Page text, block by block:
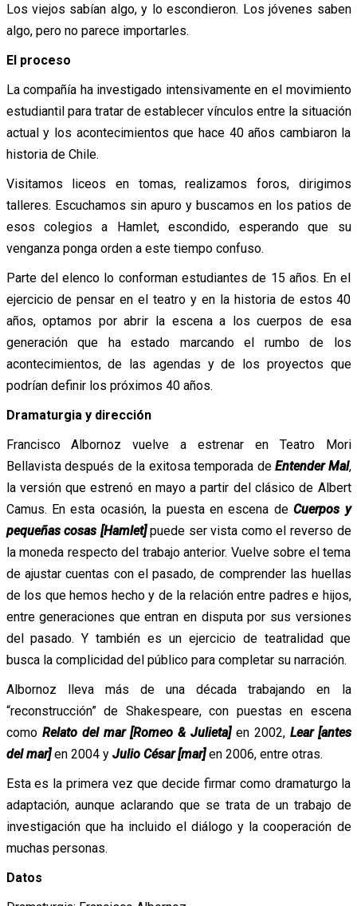
Los viejos sabían algo, y lo escondieron. Los jóvenes saben
algo, pero no parece importarles.
El proceso
La compañía ha investigado intensivamente en el movimiento
estudiantil para tratar de establecer vínculos entre la situación
actual y los acontecimientos que hace 40 años cambiaron la
historia de Chile.
Visitamos liceos en tomas, realizamos foros, dirigimos
talleres. Escuchamos sin apuro y buscamos en los patios de
esos colegios a Hamlet, escondido, esperando que su
venganza ponga orden a este tiempo confuso.
Parte del elenco lo conforman estudiantes de 15 años. En el
ejercicio de pensar en el teatro y en la historia de estos 40
años, optamos por abrir la escena a los cuerpos de esa
generación que ha estado marcando el rumbo de los
acontecimientos, de las agendas y de los proyectos que
podrían definir los próximos 40 años.
Dramaturgia y dirección
Francisco Albornoz vuelve a estrenar en Teatro Mori
Bellavista después de la exitosa temporada de Entender Mal,
la versión que estrenó en mayo a partir del clásico de Albert
Camus. En esta ocasión, la puesta en escena deCuerpos y
pequeñas cosas [Hamlet]puede ser vista como el reverso de
la moneda respecto del trabajo anterior. Vuelve sobre el tema
de ajustar cuentas con el pasado, de comprender las huellas
de los que hemos hecho y de la relación entre padres e hijos,
entre generaciones que entran en disputa por sus versiones
del pasado. Y también es un ejercicio de teatralidad que
busca la complicidad del público para completar su narración.
Albornoz lleva más de una década trabajando en la
“reconstrucción” de Shakespeare, con puestas en escena
como Relato del mar [Romeo & Julieta] en 2002, Lear [antes
del mar]en 2004 y Julio César [mar]en 2006, entre otras.
Esta es la primera vez que decide firmar como dramaturgo la
adaptación, aunque aclarando que se trata de un trabajo de
investigación que ha incluido el diálogo y la cooperación de
muchas personas.
Datos